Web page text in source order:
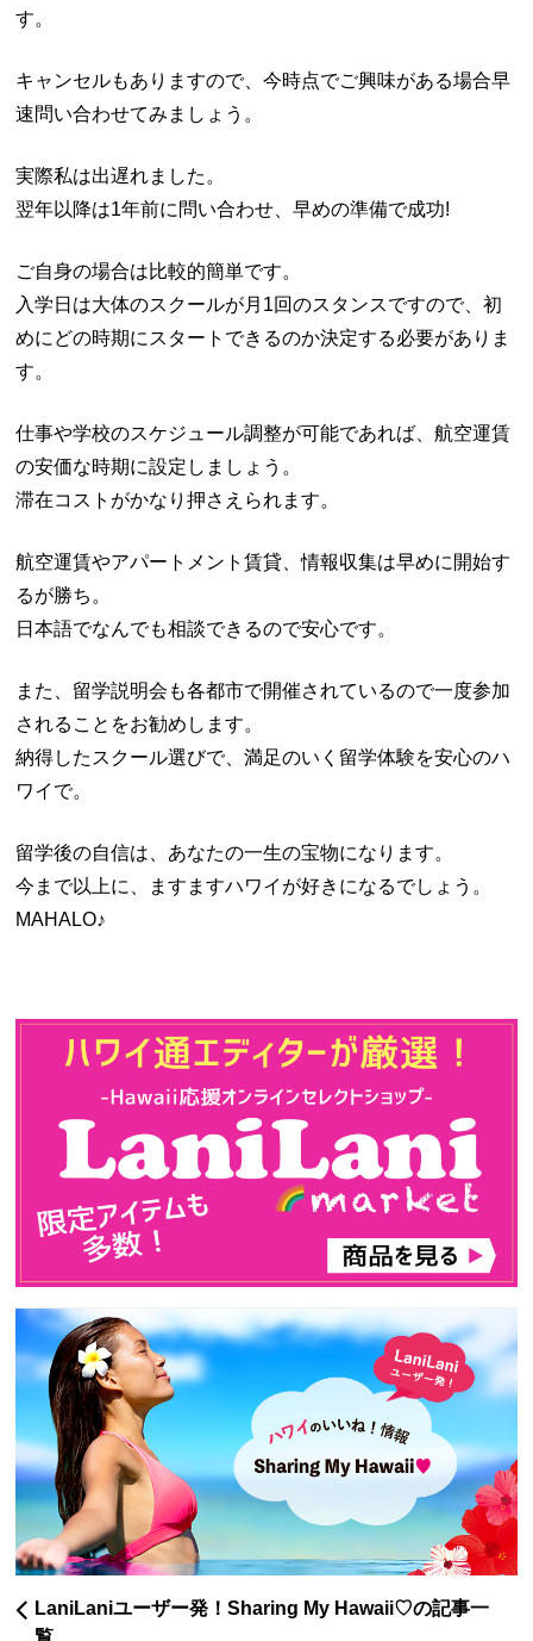
す。
キャンセルもありますので、今時点でご興味がある場合早
速問い合わせてみましょう。
実際私は出遅れました。
翌年以降は1年前に問い合わせ、早めの準備で成功!
ご自身の場合は比較的簡単です。
入学日は大体のスクールが月1回のスタンスですので、初
めにどの時期にスタートできるのか決定する必要がありま
す。
仕事や学校のスケジュール調整が可能であれば、航空運賃
の安価な時期に設定しましょう。
滞在コストがかなり押さえられます。
航空運賃やアパートメント賃貸、情報収集は早めに開始す
るが勝ち。
日本語でなんでも相談できるので安心です。
また、留学説明会も各都市で開催されているので一度参加
されることをお勧めします。
納得したスクール選びで、満足のいく留学体験を安心のハ
ワイで。
留学後の自信は、あなたの一生の宝物になります。
今まで以上に、ますますハワイが好きになるでしょう。
MAHALO♪
LaniLaniユーザー発！Sharing My Hawaii♡の記事一